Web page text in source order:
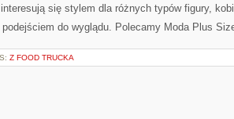
się stylem dla różnych typów figury,
podejściem do wyglądu. Polecamy Moda Plus
Z FOOD TRUCKA